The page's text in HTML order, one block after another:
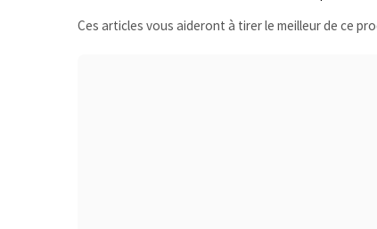
Ces articles vous aideront à tirer le meilleur de ce